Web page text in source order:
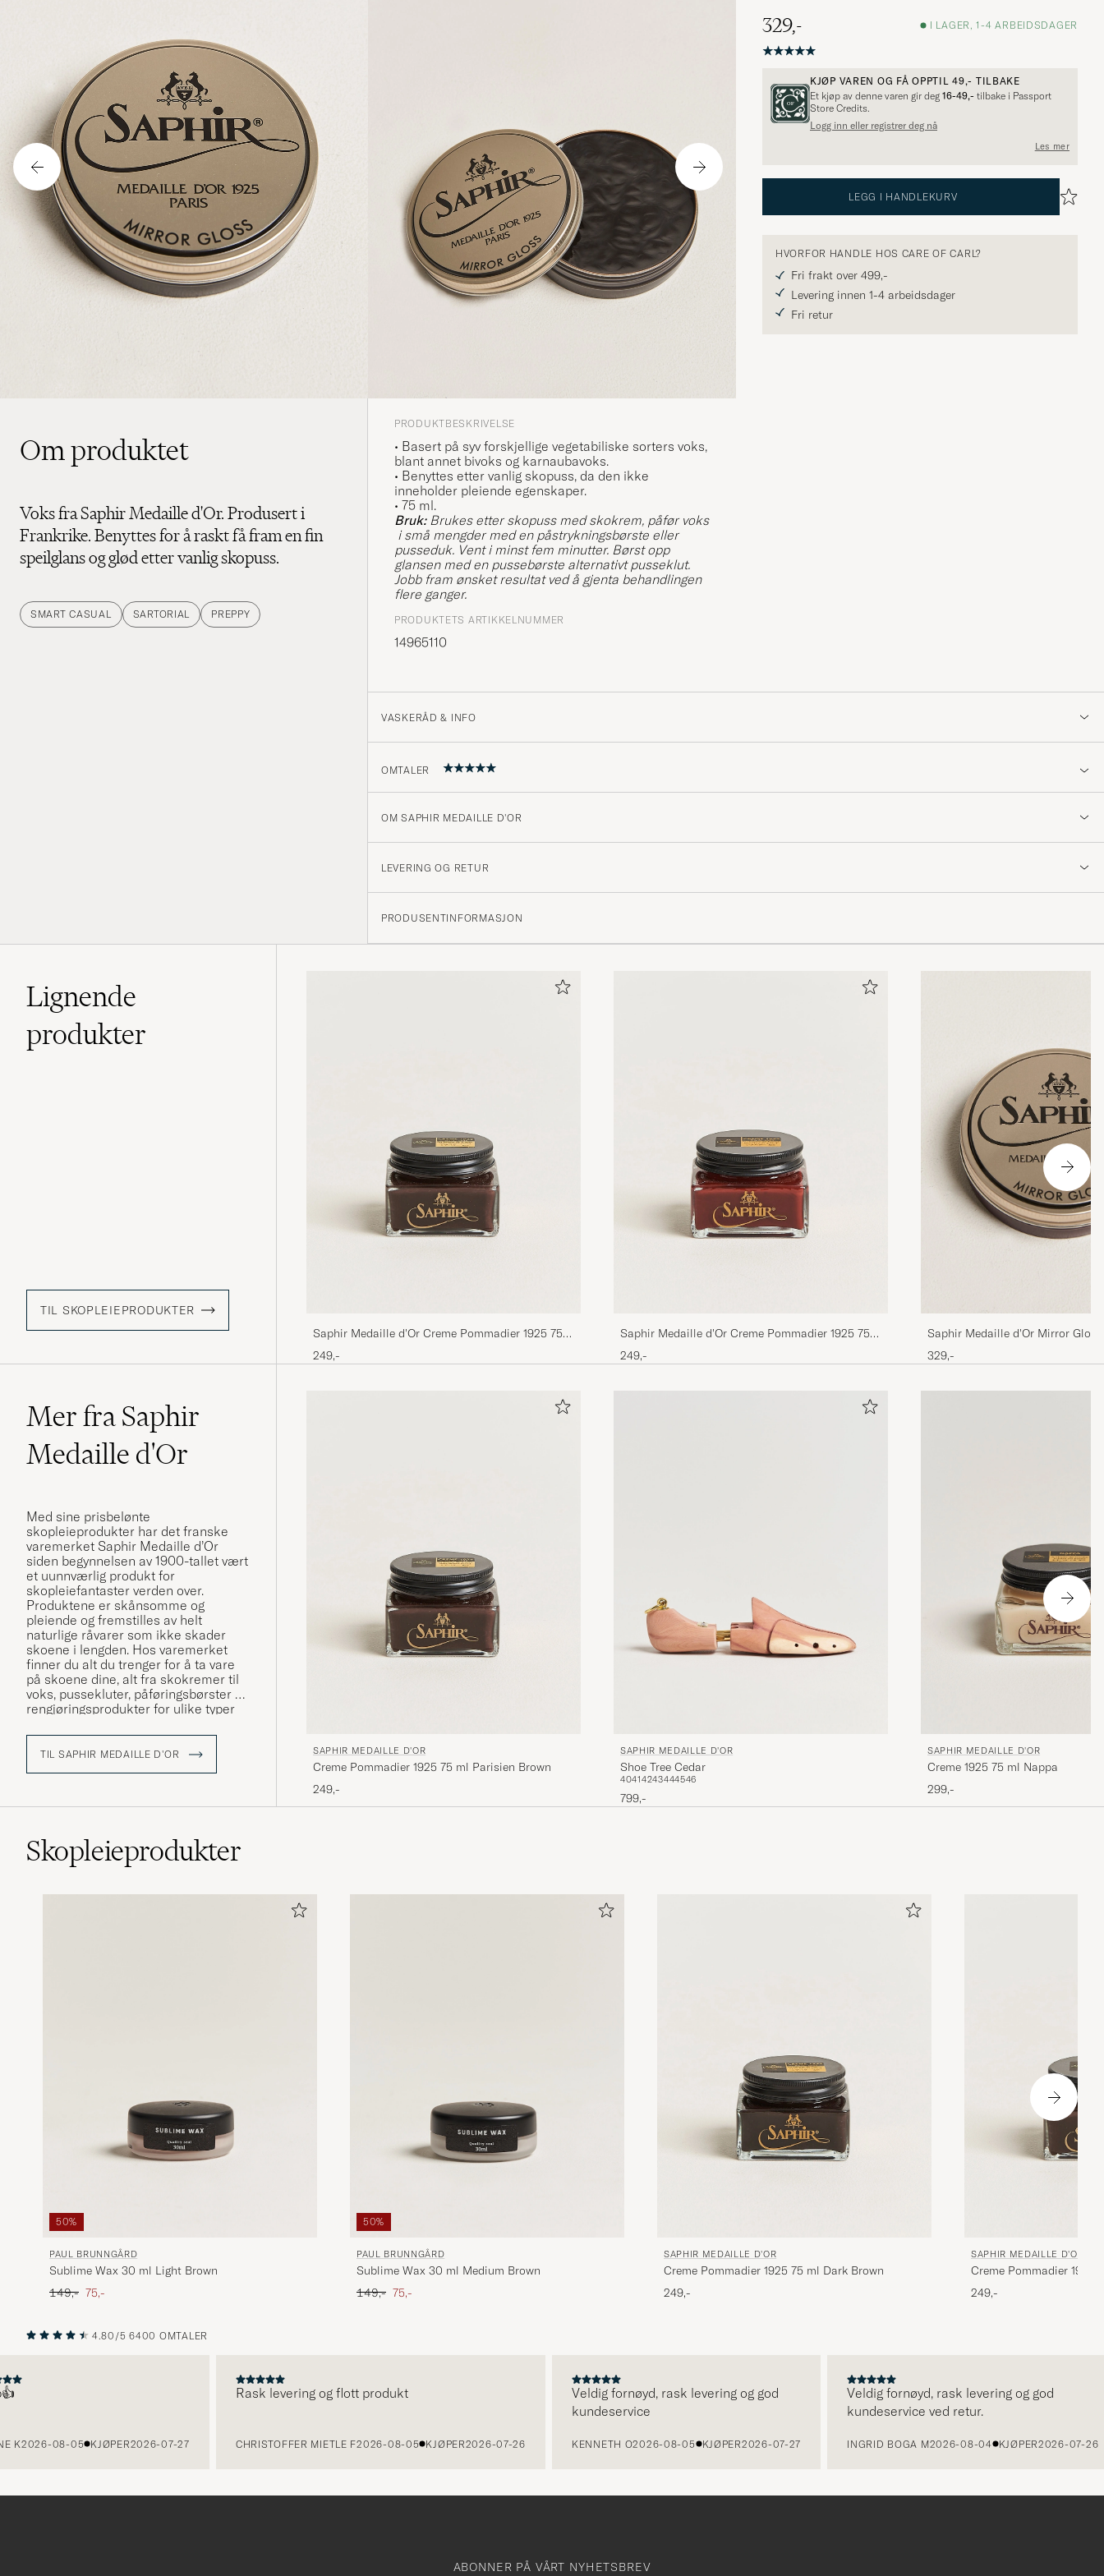
Flere alternativer?
UTFORSK LIGNENDE PRODUKTER
329,-
I LAGER, 1-4 ARBEIDSDAGER
KJØP VAREN OG FÅ OPPTIL49,- TILBAKE
Et kjøp av denne varen gir deg 16-49,- tilbake i Passport
Store Credits.
Logg inn eller registrer deg nå
Les mer
LEGG I HANDLEKURV
HVORFOR HANDLE HOS CARE OF CARL?
Fri frakt over 499,-
Levering innen 1-4 arbeidsdager
Fri retur
Om produktet
Voks fra Saphir Medaille d'Or. Produsert i
Frankrike. Benyttes for å raskt få fram en fin
speilglans og glød etter vanlig skopuss.
SMART CASUAL SARTORIAL PREPPY
PRODUKTBESKRIVELSE
• Basert på syv forskjellige vegetabiliske sorters voks,
blant annet bivoks og karnaubavoks.
• Benyttes etter vanlig skopuss, da den ikke
inneholder pleiende egenskaper.
• 75 ml.
Bruk:Brukes etter skopuss med skokrem, påfør voks
i små mengder med en påstrykningsbørste eller
pusseduk. Vent i minst fem minutter. Børst opp
glansen med en pussebørste alternativt pusseklut.
Jobb fram ønsket resultat ved å gjenta behandlingen
flere ganger.
PRODUKTETS ARTIKKELNUMMER
14965110
VASKERÅD & INFO
OMTALER
OM SAPHIR MEDAILLE D'OR
LEVERING OG RETUR
PRODUSENTINFORMASJON
Lignende
produkter
TIL SKOPLEIEPRODUKTER
Saphir Medaille d'Or Creme Pommadier 1925 75
ml Parisien Brown
249,-
Saphir Medaille d'Or Creme Pommadier 1925 75
ml Mahogany
249,-
Saphir Medaille d'Or Mirror
329,-
Mer fra Saphir
Medaille d'Or
Med sine prisbelønte
skopleieprodukter har det franske
varemerket Saphir Medaille d’Or
siden begynnelsen av 1900-tallet vært
et uunnværlig produkt for
skopleiefantaster verden over.
Produktene er skånsomme og
pleiende og fremstilles av helt
naturlige råvarer som ikke skader
skoene i lengden. Hos varemerket
finner du alt du trenger for å ta vare
på skoene dine, alt fra skokremer til
voks, pussekluter, påføringsbørster og
rengjøringsprodukter for ulike typer
TIL SAPHIR MEDAILLE D'OR SAPHIR MEDAILLE D'OR
Creme Pommadier 1925 75 ml Parisien Brown
249,-
SAPHIR MEDAILLE D'OR
Shoe Tree Cedar
40414243444546
799,-
SAPHIR MEDAILLE D'OR
Creme 1925 75 ml Nappa
299,-
Skopleieprodukter
50%
PAUL BRUNNGÅRD
Sublime Wax 30 ml Light Brown
Ordinær pris
149,- Nedsatt pris
75,-
50%
PAUL BRUNNGÅRD
Sublime Wax 30 ml Medium Brown
Ordinær pris
149,- Nedsatt pris
75,-
SAPHIR MEDAILLE D'OR
Creme Pommadier 1925 75 ml Dark Brown
249,-
SAPHIR MEDAILLE D'OR
Creme Pommadier 1925
249,-
NESTE
4.80/5 6400 OMTALER
2026-08-05 KJØPER2026-07-27
Rask levering og flott produkt
CHRISTOFFER MIETLE F2026-08-05 KJØPER2026-07-26
Veldig fornøyd, rask levering og god
kundeservice
KENNETH O2026-08-05 KJØPER2026-07-27
Veldig fornøyd, rask levering og god
kundeservice ved retur.
INGRID BOGA M2026-08-04 KJØPER2026-07-26
ABONNER PÅ VÅRT NYHETSBREV